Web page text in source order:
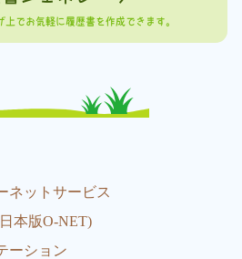
上でお気軽に履歴書を作成できます。
ネットサービス
本版O-NET)
ーション